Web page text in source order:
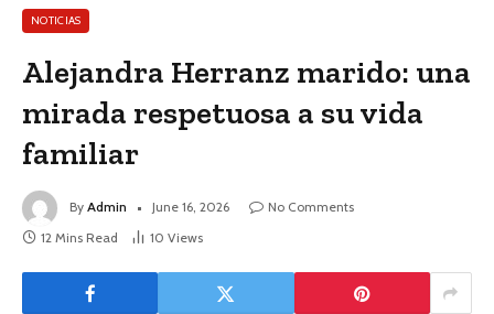
NOTICIAS
Alejandra Herranz marido: una
mirada respetuosa a su vida
familiar
By Admin June 16, 2026
No Comments
12 Mins Read
10 Views